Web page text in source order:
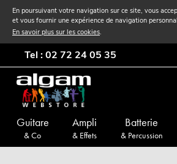
En poursuivant votre navigation sur ce site, vous
et vous fournir une expérience de navigation
En savoir plus sur les cookies.
Tel : 02 72 24 05 35
Guitare
& Co
Ampli
& Effets
Batterie
& Percussion